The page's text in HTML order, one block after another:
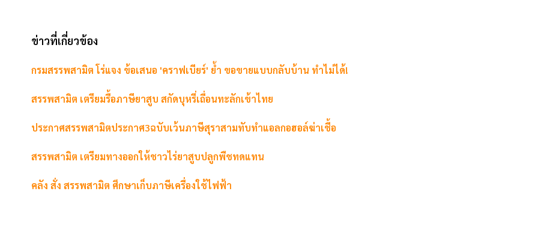
ข่าวที่เกี่ยวข้อง
กรมสรรพสามิต โร่แจง ข้อเสนอ 'คราฟเบียร์' ย้ำ ขอขายแบบกลับบ้าน ทำไม่ได้!
สรรพสามิต เตรียมรื้อภาษียาสูบ สกัดบุหรี่เถื่อนทะลักเข้าไทย
ประกาศสรรพสามิตประกาศ3ฉบับเว้นภาษีสุราสามทับทำแอลกอฮอล์ฆ่าเชื้อ
สรรพสามิต เตรียมทางออกให้ชาวไร่ยาสูบปลูกพืชทดแทน
คลัง สั่ง สรรพสามิต ศึกษาเก็บภาษีเครื่องใช้ไฟฟ้า